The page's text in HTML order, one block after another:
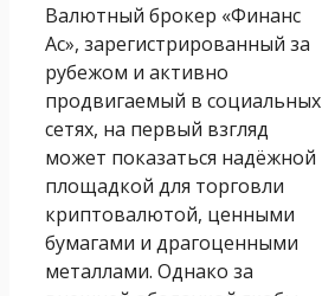
Валютный брокер «Финанс
Ас», зарегистрированный за
рубежом и активно
продвигаемый в социальных
сетях, на первый взгляд
может показаться надёжной
площадкой для торговли
криптовалютой, ценными
бумагами и драгоценными
металлами. Однако за